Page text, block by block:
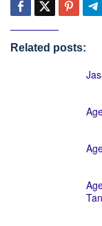
Related posts: